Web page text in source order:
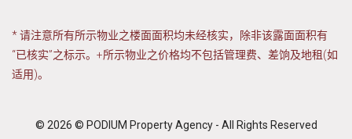
* 请注意所有所示物业之楼面面积均未经核实，除非该露面面积有
“已核实”之标示。+所示物业之价格均不包括管理费、差饷及地租(如
适用)。
© 2026 © PODIUM Property Agency - All Rights Reserved